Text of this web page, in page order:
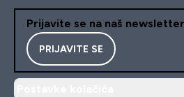
Prijavite se na naš newsletter
PRIJAVITE SE